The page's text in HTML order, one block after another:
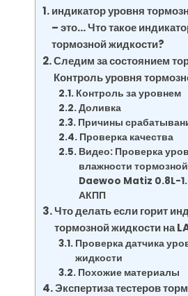
индикатор уровня
– это… Что такое
тормозной жидкости?
Следим за состоянием
Контроль уровня
Контроль за уровнем
Доливка
Причины
Проверка качества
Видео: Проверка
влажности
Daewoo Matiz 0.8L-
АКПП
Что делать если горит
тормозной жидкости на
Проверка датчика
жидкости
Похожие материалы
Экспертиза тестеров